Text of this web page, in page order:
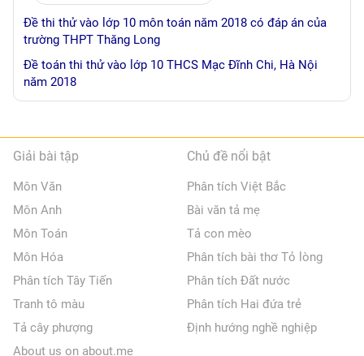
Đề thi thử vào lớp 10 môn toán năm 2018 có đáp án của
trường THPT Thăng Long
Đề toán thi thử vào lớp 10 THCS Mạc Đĩnh Chi, Hà Nội
năm 2018
Giải bài tập
Môn Văn
Môn Anh
Môn Toán
Môn Hóa
Phân tích Tây Tiến
Tranh tô màu
Tả cây phượng
About us on about.me
Chủ đề nổi bật
Phân tích Việt Bắc
Bài văn tả mẹ
Tả con mèo
Phân tích bài thơ Tỏ lòng
Phân tích Đất nước
Phân tích Hai đứa trẻ
Định hướng nghề nghiệp